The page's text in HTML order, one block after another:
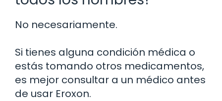
No necesariamente.
Si tienes alguna condición médica o
estás tomando otros medicamentos,
es mejor consultar a un médico antes
de usar Eroxon.